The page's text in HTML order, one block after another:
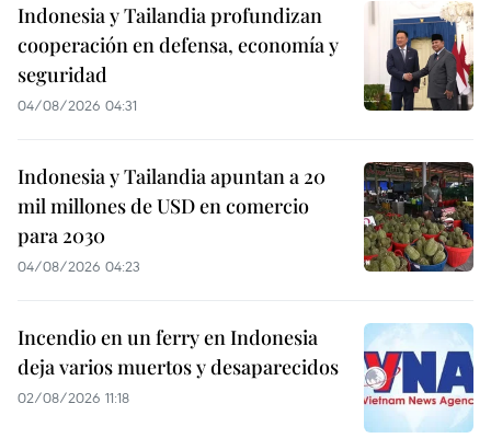
Indonesia y Tailandia profundizan
cooperación en defensa, economía y
seguridad
04/08/2026 04:31
Indonesia y Tailandia apuntan a 20
mil millones de USD en comercio
para 2030
04/08/2026 04:23
Incendio en un ferry en Indonesia
deja varios muertos y desaparecidos
02/08/2026 11:18